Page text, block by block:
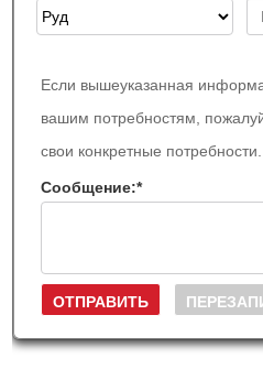
Если вышеуказанная
вашим потребностям,
свои конкретные потребности.
Сообщение:*